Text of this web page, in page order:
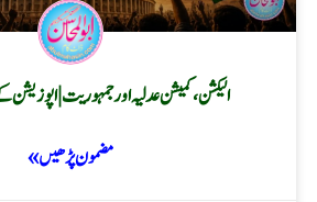
الیکشن، کمیشن عدلیہ اور جمہوریت |
مضمون پڑھیں »